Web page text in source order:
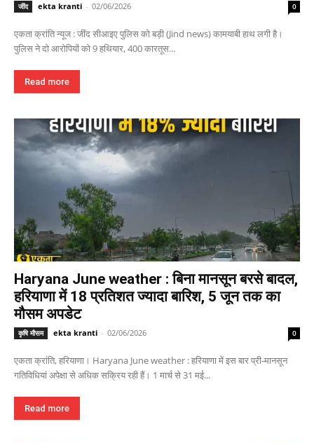
जींद ekta kranti - 02/06/2026 0
एकता क्रांति न्यूज : जींद सीआइए पुलिस को बड़ी (Jind news) कामयाबी हाथ लगी है।
पुलिस ने दो आरोपियों को 9 हथियार, 400 कारतूस...
Read more
Haryana June weather : बिना मानसून बरसे बादल,
हरियाणा में 18 प्रतिशत ज्यादा बारिश, 5 जून तक का
मौसम अपडेट
कृषि मौसम ekta kranti - 02/06/2026 0
एकता क्रांति, हरियाणा। Haryana June weather : हरियाणा में इस बार प्री-मानसून
गतिविधियां अपेक्षा से अधिक सक्रिय रही हैं। 1 मार्च से 31 मई...
Read more